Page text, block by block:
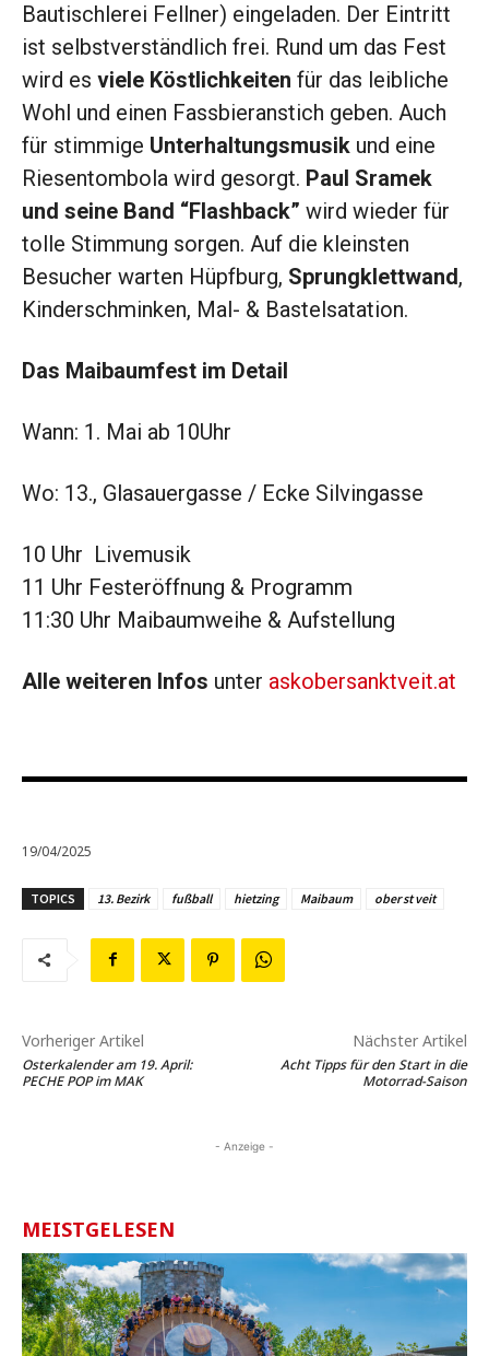
Bautischlerei Fellner) eingeladen. Der Eintritt
ist selbstverständlich frei. Rund um das Fest
wird es viele Köstlichkeiten für das leibliche
Wohl und einen Fassbieranstich geben. Auch
für stimmige Unterhaltungsmusik und eine
Riesentombola wird gesorgt. Paul Sramek
und seine Band “Flashback” wird wieder für
tolle Stimmung sorgen. Auf die kleinsten
Besucher warten Hüpfburg, Sprungklettwand,
Kinderschminken, Mal- & Bastelsatation.
Das Maibaumfest im Detail
Wann: 1. Mai ab 10Uhr
Wo: 13., Glasauergasse / Ecke Silvingasse
10 Uhr Livemusik
11 Uhr Festeröffnung & Programm
11:30 Uhr Maibaumweihe & Aufstellung
Alle weiteren Infos unter askobersanktveit.at
19/04/2025
TOPICS 13. Bezirk fußball hietzing Maibaum ober st veit
Vorheriger Artikel
Osterkalender am 19. April:
PECHE POP im MAK
Nächster Artikel
Acht Tipps für den Start in die
Motorrad-Saison
- Anzeige -
MEISTGELESEN